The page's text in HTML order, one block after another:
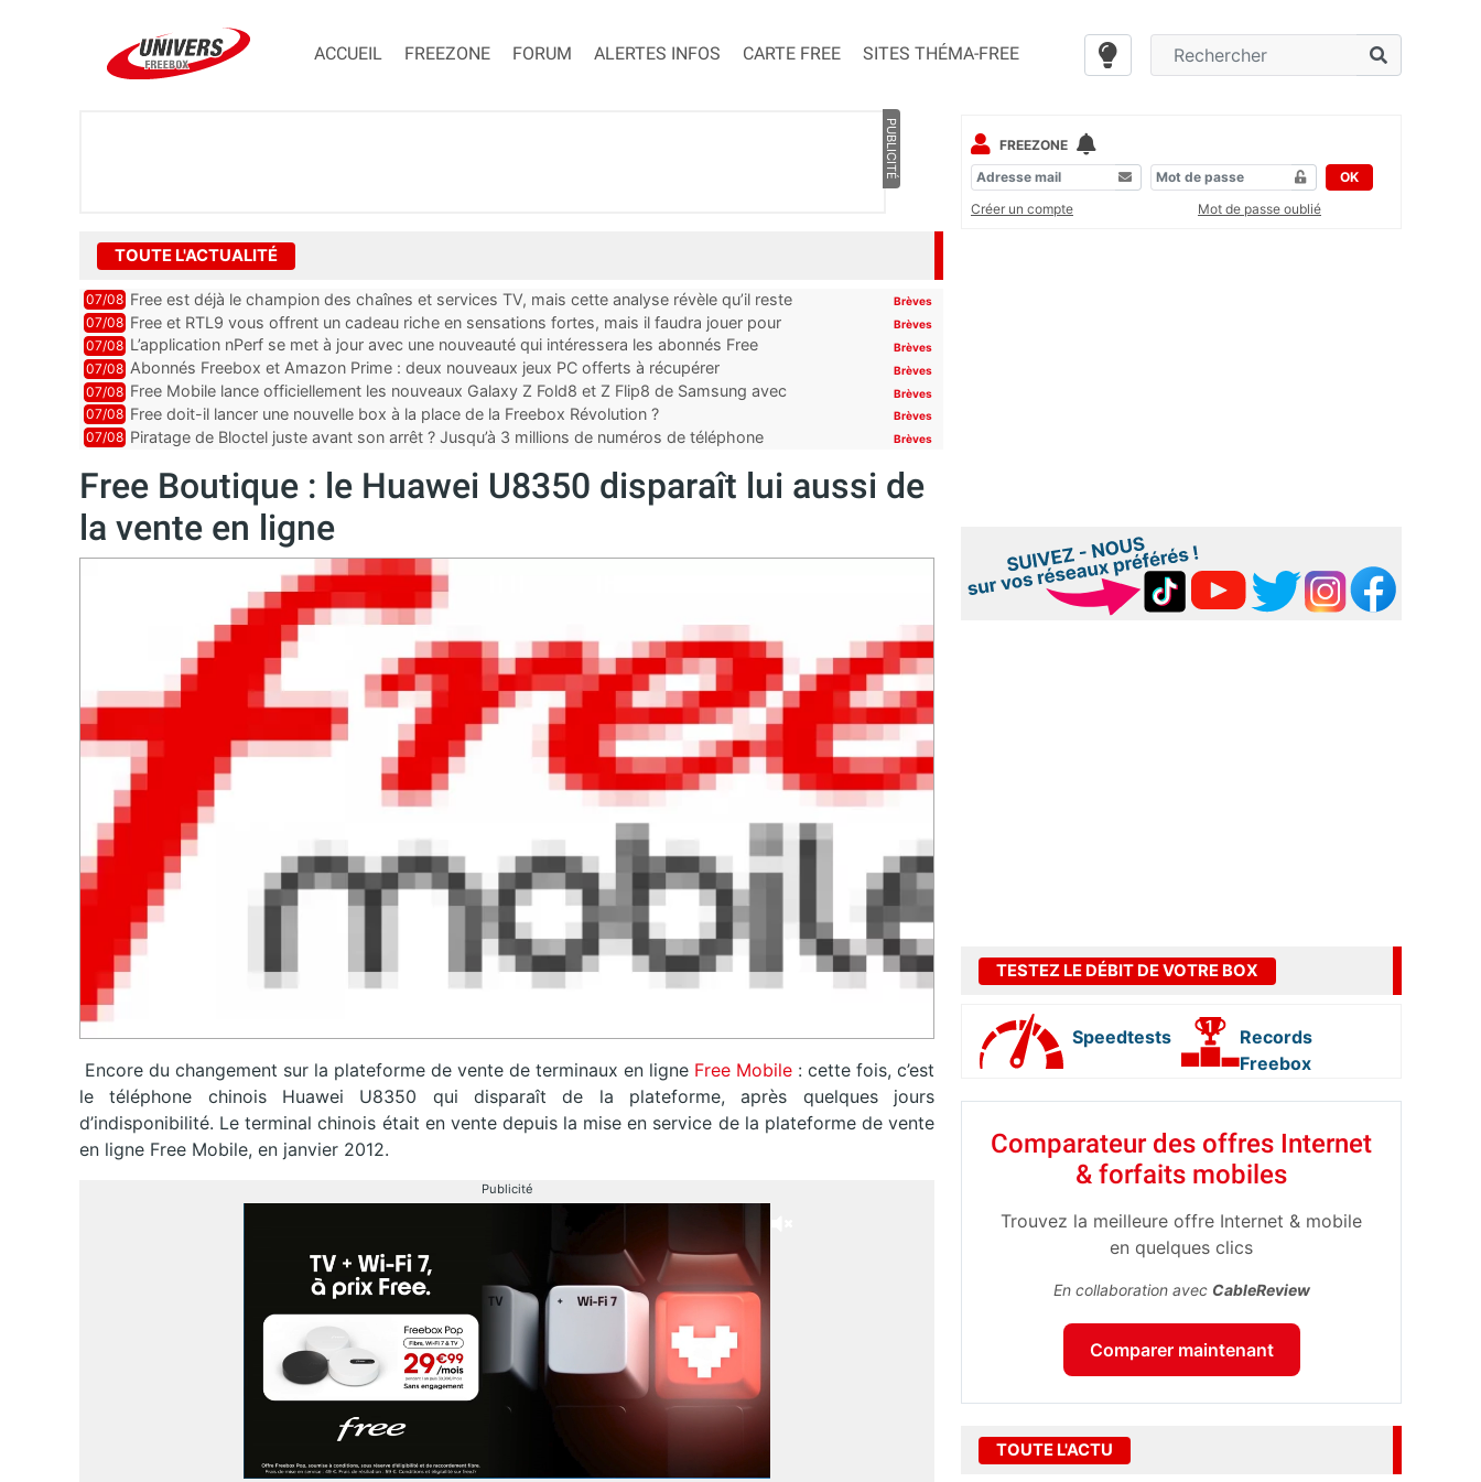
ACCUEIL FREEZONE FORUM ALERTES INFOS CARTE FREE SITES THÉMA-FREE
PUBLICITÉ
TOUTE L'ACTUALITÉ
07/08 Free est déjà le champion des chaînes et services TV, mais cette analyse révèle qu’il reste
encore au moin...
Brèves
07/08 Free et RTL9 vous offrent un cadeau riche en sensations fortes, mais il faudra jouer pour
l’obtenir
Brèves
07/08 L’application nPerf se met à jour avec une nouveauté qui intéressera les abonnés Free
Mobile, Orange, SFR ...
Brèves
07/08 Abonnés Freebox et Amazon Prime : deux nouveaux jeux PC offerts à récupérer Brèves
07/08 Free Mobile lance officiellement les nouveaux Galaxy Z Fold8 et Z Flip8 de Samsung avec
des promos et des cadeaux
Brèves
07/08 Free doit-il lancer une nouvelle box à la place de la Freebox Révolution ? Brèves
07/08 Piratage de Bloctel juste avant son arrêt ? Jusqu’à 3 millions de numéros de téléphone
Brèves
Free Boutique : le Huawei U8350 disparaît lui aussi de
la vente en ligne
Encore du changement sur la plateforme de vente de terminaux en ligne Free Mobile : cette fois, c’est
le téléphone chinois Huawei U8350 qui disparaît de la plateforme, après quelques jours
d’indisponibilité. Le terminal chinois était en vente depuis la mise en service de la plateforme de vente
en ligne Free Mobile, en janvier 2012.
Publicité
FREEZONE
OK
Créer un compte
Mot de passe oublié
TESTEZ LE DÉBIT DE VOTRE BOX
Speedtests
Records
Freebox
Comparateur des offres Internet
& forfaits mobiles
Trouvez la meilleure offre Internet & mobile
en quelques clics
En collaboration avec CableReview
Comparer maintenant
TOUTE L'ACTU